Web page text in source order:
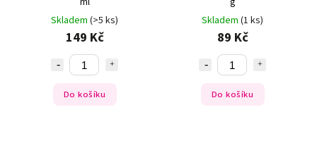
Skladem (>5 ks)
149 Kč
Do košíku
Skladem (1 ks)
89 Kč
Do košíku